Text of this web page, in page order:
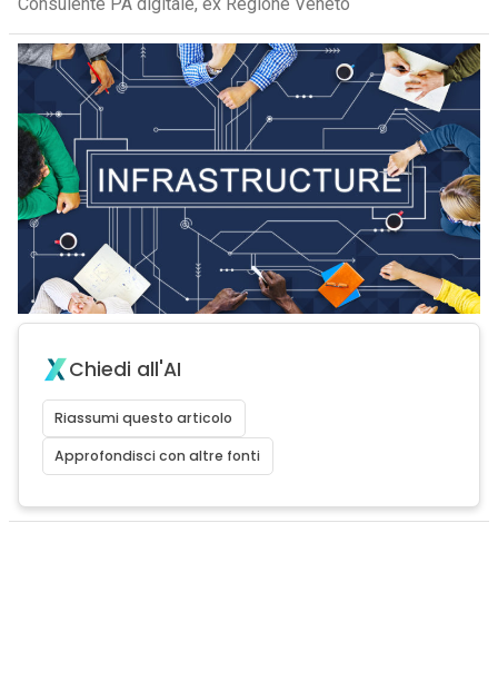
Chiedi all'AI
Riassumi questo articolo
Approfondisci con altre fonti